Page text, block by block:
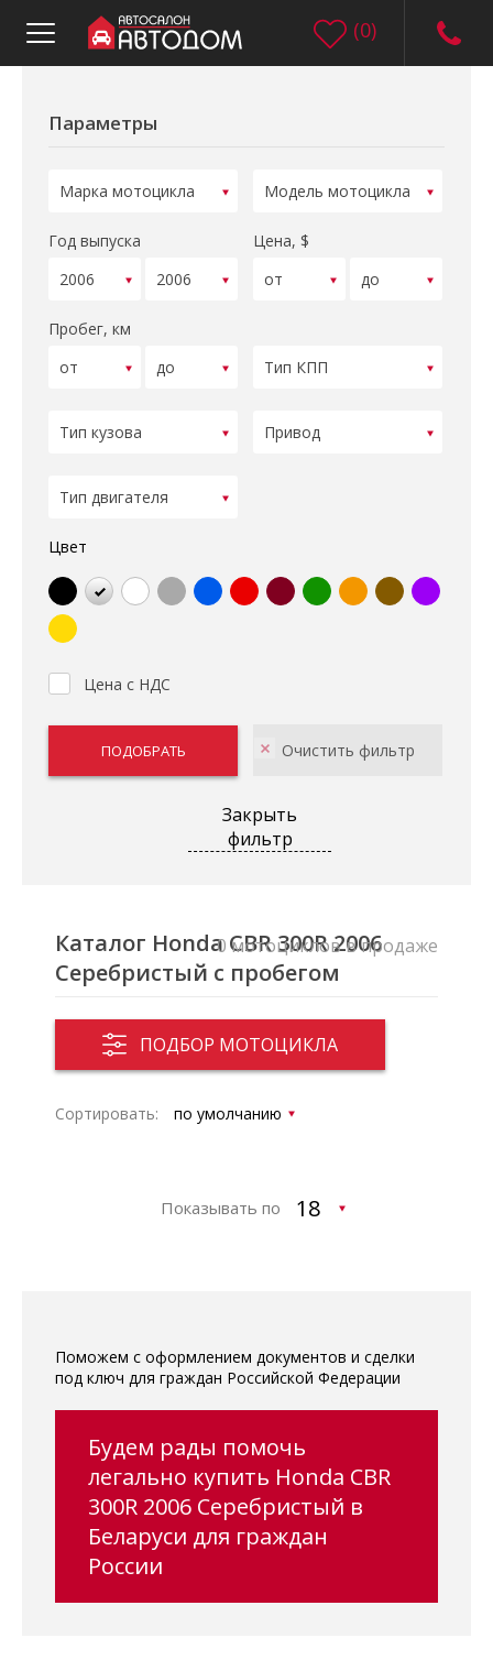
(0)
Параметры
Год выпуска Цена, $
Пробег, км
Цвет
Цена с НДС
Закрыть
фильтр
Каталог Honda CBR 300R 2006
Серебристый с пробегом
ПОДБОР МОТОЦИКЛА
0 мотоциклов в продаже
Сортировать:
Показывать по
Поможем с оформлением документов и сделки
под ключ для граждан Российской Федерации
Будем рады помочь
легально купить Honda CBR
300R 2006 Серебристый в
Беларуси для граждан
России